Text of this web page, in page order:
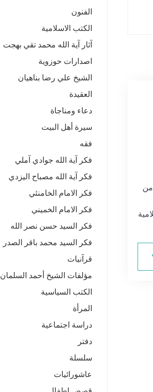
من
الفنون
الكتب الاسلامية
آثار آية الله محمد تقي بهجت
اصدارات حوزوية
الشيخ علي رضا بناهيان
العقيدة
دعاء ومناجاة
سيرة أهل البيت
فقه
فكر آية الله جوادي آملي
فكر آية الله مصباح اليزدي
فكر الامام الخامنئي
فكر الامام الخميني
فكر السيد حسن نصر الله
فكر السيد محمد باقر الصدر
قرآنيات
مؤلفات الشيخ أحمد السلمان
الكتب السياسية
المرأة
دراسة اجتماعية
دفتر
سلسلة
عاشورائيات